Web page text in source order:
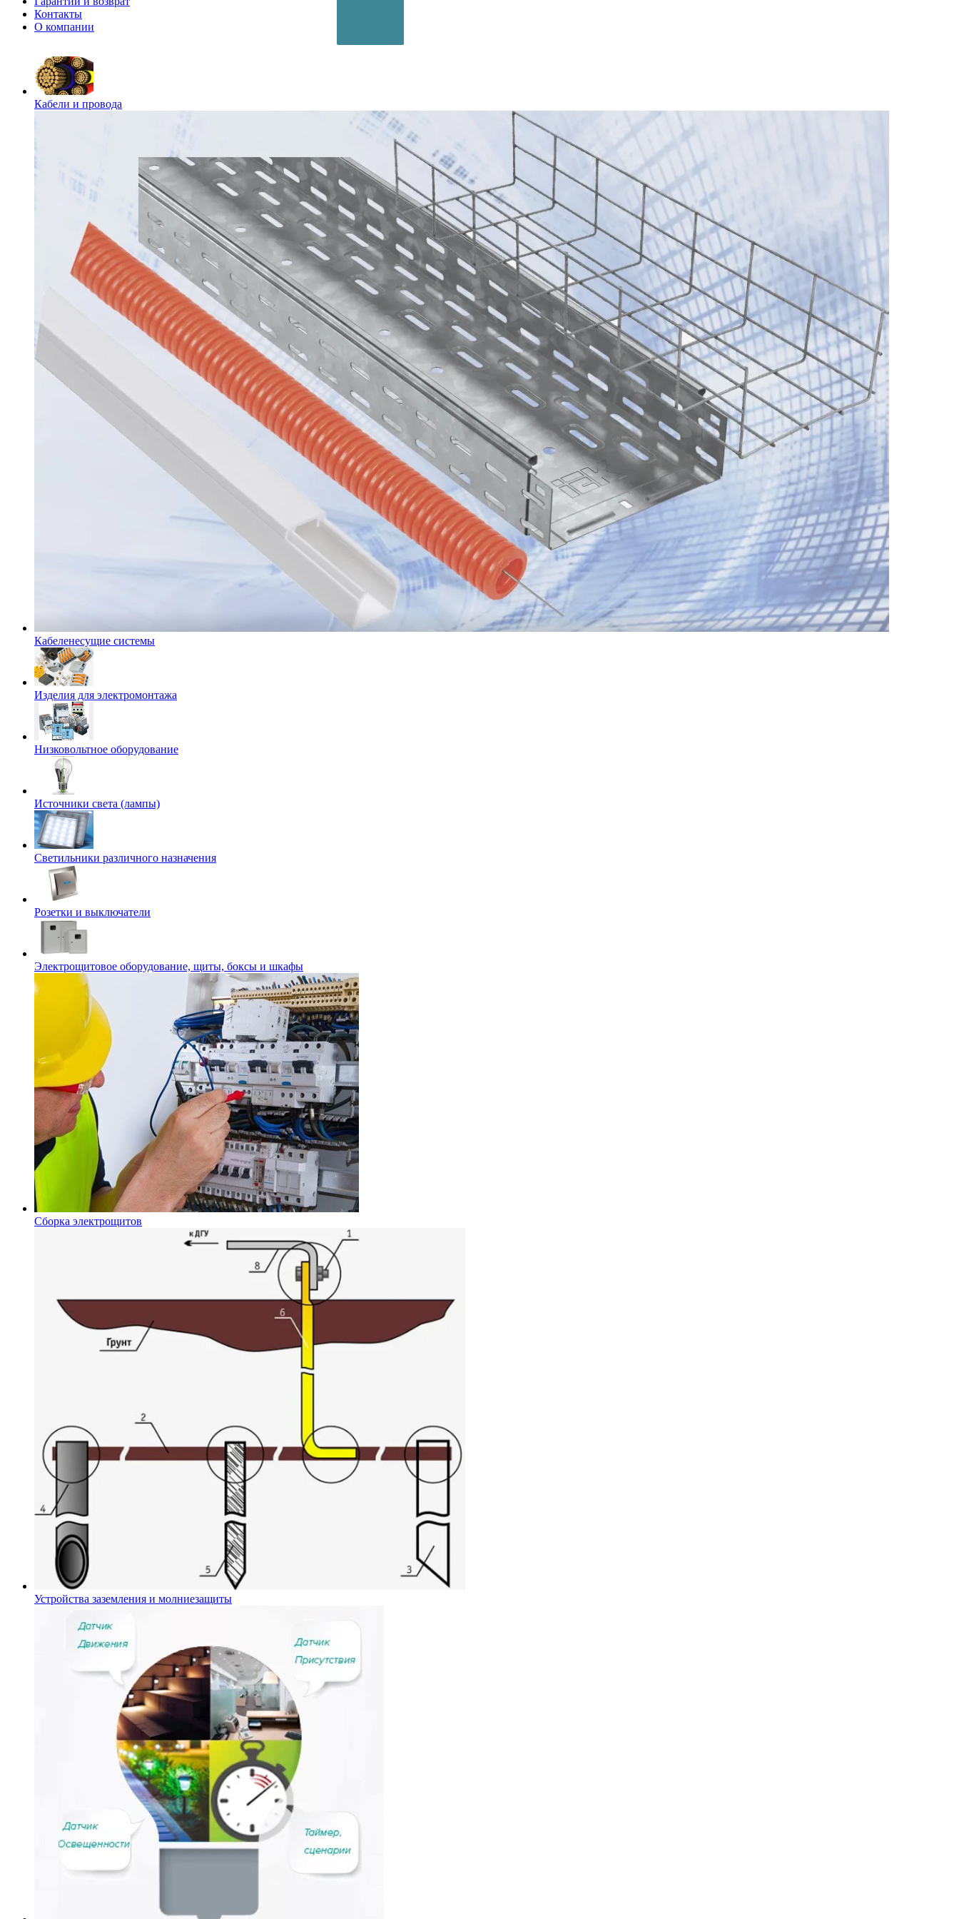
Контакты
О компании
Кабели и провода
Кабеленесущие системы
Изделия для электромонтажа
Низковольтное оборудование
Источники света (лампы)
Светильники различного назначения
Розетки и выключатели
Электрощитовое оборудование, щиты, боксы и шкафы
Сборка электрощитов
Устройства заземления и молниезащиты